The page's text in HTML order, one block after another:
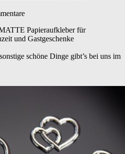
Papieraufkleber für
und Gastgeschenke
schöne Dinge gibt’s bei uns im